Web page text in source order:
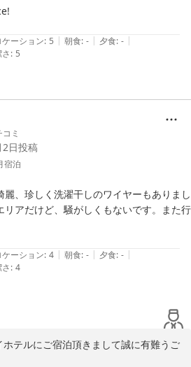
ケーション: 5 | 朝食: - | 夕食: - |
: 5
ミ
日投稿
宿泊
、珍しく洗濯干しのワイヤーもありまし
リアだけど、騒がしくもないです。また行
ケーション: 4 | 朝食: - | 夕食: - |
: 4
テルにご宿泊頂きまして誠に有難うご